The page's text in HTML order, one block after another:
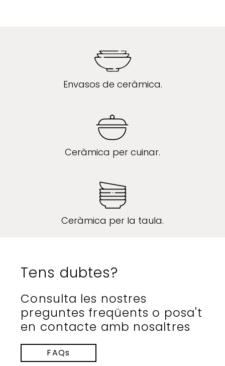
Envasos de ceràmica.
Ceràmica per cuinar.
Ceràmica per la taula.
Tens dubtes?
Consulta les nostres
preguntes freqüents o posa't
en contacte amb nosaltres
FAQs